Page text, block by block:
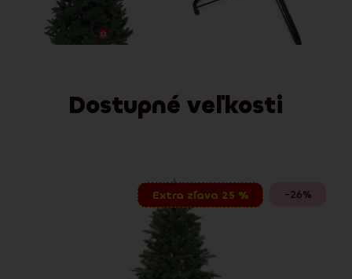
Dostupné veľkosti
-26%
Extra zľava 25 %